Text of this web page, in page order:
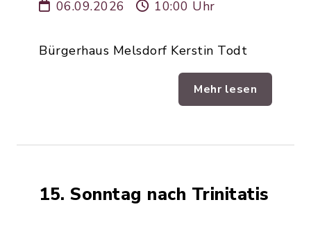
06.09.2026 10:00 Uhr
Bürgerhaus Melsdorf Kerstin Todt
Mehr lesen
15. Sonntag nach Trinitatis